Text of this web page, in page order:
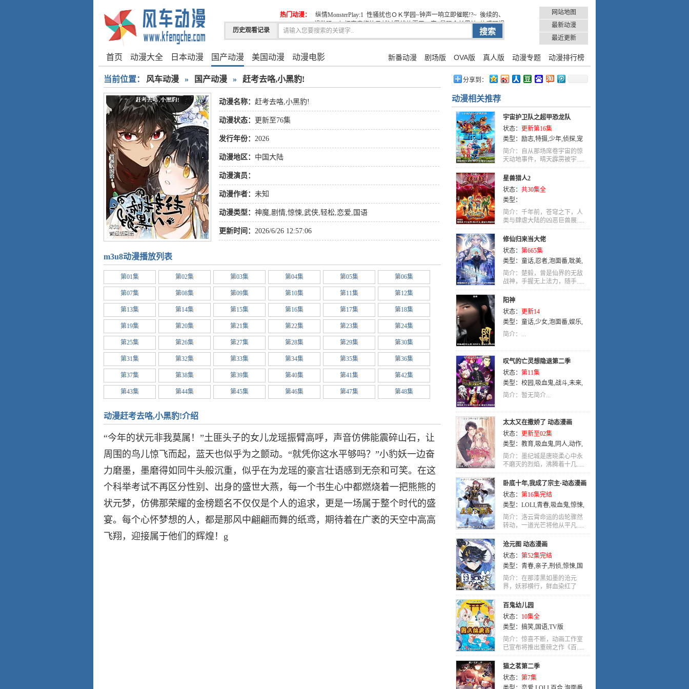
历史观看记录
热门动漫： 纵情MonsterPlay:1 性骚扰也ＯＫ学园~钟声一响立即催眠!?~ 後续的、
想做吗?~与初恋青梅竹马越过界线的夏天。完 最强会长黑神 体感预报
网站地图
最新动漫
最近更新
首页 动漫大全 日本动漫 国产动漫 美国动漫 动漫电影 新番动漫 剧场版 OVA版 真人版 动漫专题 动漫排行榜
当前位置： 风车动漫 » 国产动漫 » 赶考去咯,小黑豹!
动漫名称： 赶考去咯,小黑豹!
动漫状态： 更新至76集
发行年份： 2026
动漫地区： 中国大陆
动漫演员：
动漫作者： 未知
动漫类型： 神魔,剧情,惊悚,武侠,轻松,恋爱, 国语
更新时间： 2026/6/26 12:57:06
m3u8动漫播放列表
第01集 第02集 第03集 第04集 第05集 第06集
第07集 第08集 第09集 第10集 第11集 第12集
第13集 第14集 第15集 第16集 第17集 第18集
第19集 第20集 第21集 第22集 第23集 第24集
第25集 第26集 第27集 第28集 第29集 第30集
第31集 第32集 第33集 第34集 第35集 第36集
第37集 第38集 第39集 第40集 第41集 第42集
第43集 第44集 第45集 第46集 第47集 第48集
第55集 第56集 第57集 第58集 第59集 第60集
第61集 第62集 第63集 第64集 第65集 第66集
第67集 第68集 第69集 第70集 第71集 第72集
第73集 第74集 第75集 第76集
动漫赶考去咯,小黑豹!介绍
“今年的状元非我莫属！”土匪头子的女儿龙瑶振臂高呼，声音仿佛能震碎山石，让
周围的鸟儿惊飞而起，蓝天也似乎为之颤动。“就凭你这水平够吗？”小豹妖一边奋
力磨墨，墨磨得如同牛头般沉重，似乎在为龙瑶的豪言壮语感到无奈和可笑。在这
个科举考试不再区分性别、出身的盛世大燕，每一个书生心中都燃烧着一把熊熊的
状元梦，仿佛那荣耀的金榜题名不仅仅是个人的追求，更是一场属于整个时代的盛
宴。每个心怀梦想的人，都是那风中翩翩而舞的纸鸢，期待着在广袤的天空中高高
飞翔，迎接属于他们的辉煌！g
分享到：
动漫相关推荐
宇宙护卫队之超甲恐龙队
状态： 更新第16集
类型： 励志,特摄,少年,侦探,宠
物,少年爱,国语
简介：自从那场席卷宇宙的惊
天动地事件，晴天霹雳被宇.....
星兽猎人2
状态： 共30集全
类型：
简介：千年前，苍穹之下，人
类与肆虐大陆的凶恶巨兽展.....
修仙归来当大佬
状态： 第665集
类型： 童话,忍者,泡面番,耽美,
宠物,热血,搞笑,益智, 其他,轻松
国语
简介：楚毅，曾是仙界的无敌
战神，手握无上法力，随手.....
阳神
状态： 更新14
类型： 童话,少女,泡面番,娱乐,
艺术,国语
简介：...
叹气的亡灵想隐退第二季
状态： 第11集
类型： 校园,吸血鬼,战斗,未来,
冒险,日语,奇幻,动画
简介：暂无简介...
太太又在撒娇了 动态漫画
状态： 更新至02集
类型： 教育,吸血鬼, 同人,动作,
侦探,校园,搞笑,玄幻,动画,机械
国语
简介：墨纪城是唐晓柔心中永
不磨灭的烈焰，沸腾着十几.....
卧底十年,我成了宗主·动态漫画
状态： 第16集完结
类型： LOLI,青春,吸血鬼,惊悚,
喜剧,国语
简介：洛云霄命运的齿轮骤然
转动，一道光芒将他从平凡.....
沧元图 动态漫画
状态： 第52集完结
类型： 青春,亲子,刑侦,惊悚, 国
语,奇幻,动作,动画
简介：在那漆黑如墨的沧元
界，妖邪横行，鲜血染红了
大.....
百鬼幼儿园
状态： 10集全
类型： 搞笑, 国语,TV版
简介：惊喜不断，动画工作室
已宣布将推出重磅之作《百.....
猫之茗第二季
状态： 第7集